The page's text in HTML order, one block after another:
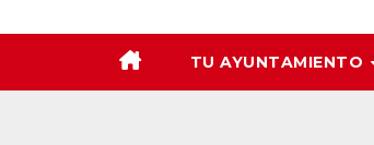
TU AYUNTAMIENTO